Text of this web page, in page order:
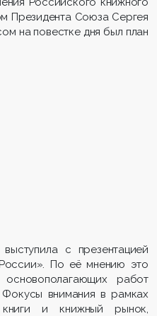
Президента Союза Сергея
на повестке дня был план
с презентацией
По её мнению это
работ
внимания в рамках
и книжный рынок,